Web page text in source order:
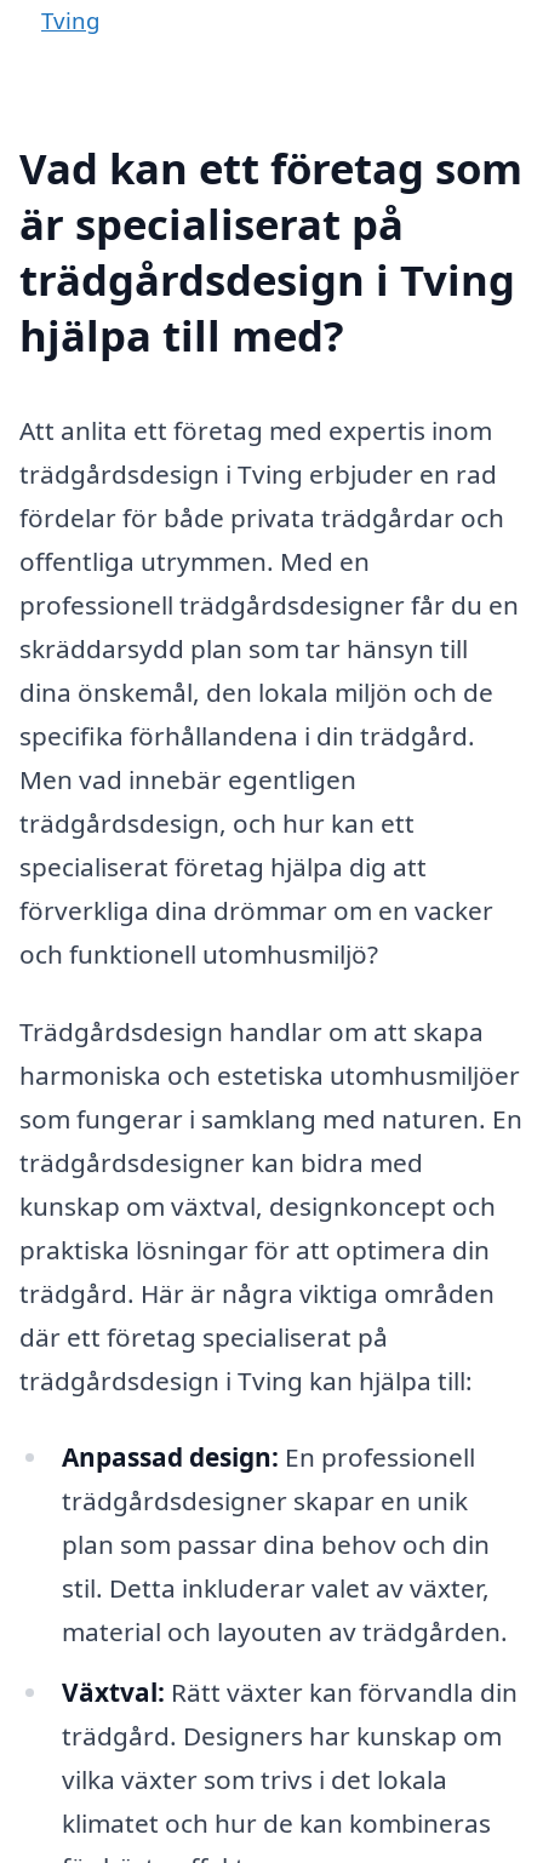
Tving
Vad kan ett företag som
är specialiserat på
trädgårdsdesign i Tving
hjälpa till med?
Att anlita ett företag med expertis inom
trädgårdsdesign i Tving erbjuder en rad
fördelar för både privata trädgårdar och
offentliga utrymmen. Med en
professionell trädgårdsdesigner får du en
skräddarsydd plan som tar hänsyn till
dina önskemål, den lokala miljön och de
specifika förhållandena i din trädgård.
Men vad innebär egentligen
trädgårdsdesign, och hur kan ett
specialiserat företag hjälpa dig att
förverkliga dina drömmar om en vacker
och funktionell utomhusmiljö?
Trädgårdsdesign handlar om att skapa
harmoniska och estetiska utomhusmiljöer
som fungerar i samklang med naturen. En
trädgårdsdesigner kan bidra med
kunskap om växtval, designkoncept och
praktiska lösningar för att optimera din
trädgård. Här är några viktiga områden
där ett företag specialiserat på
trädgårdsdesign i Tving kan hjälpa till:
Anpassad design: En professionell
trädgårdsdesigner skapar en unik
plan som passar dina behov och din
stil. Detta inkluderar valet av växter,
material och layouten av trädgården.
Växtval: Rätt växter kan förvandla din
trädgård. Designers har kunskap om
vilka växter som trivs i det lokala
klimatet och hur de kan kombineras